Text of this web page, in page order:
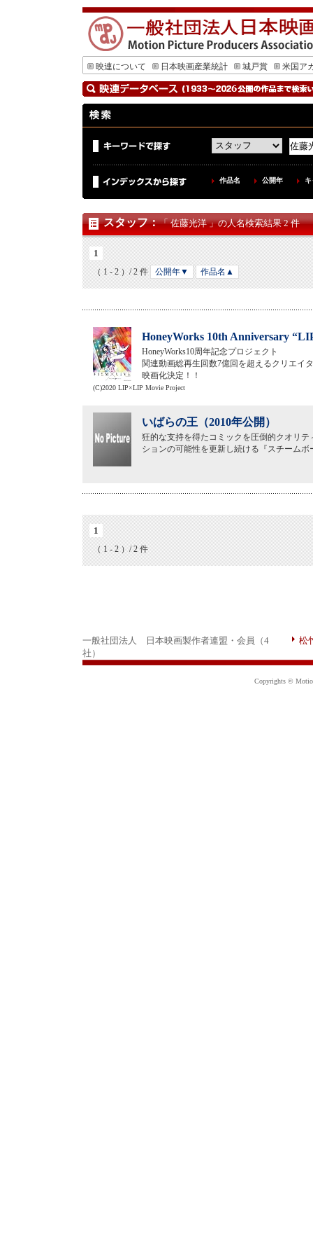
映連について 日本映画産業統計 城戸賞 米国ア
作品名 公開年
スタッフ：「 佐藤光洋 」の人名検索結果 2 件
1
（ 1 - 2 ）/ 2 件 公開年▼ 作品名▲
HoneyWorks 10th Anniversary
HoneyWorks10周年記念プロジェクト
関連動画総再生回数7億回を超えるクリエイ
映画化決定！！
(C)2020 LIP×LIP Movie Project
いばらの王（2010年公開）
狂的な支持を得たコミックを圧倒的クオリ
ションの可能性を更新し続ける『スチーム
1
（ 1 - 2 ）/ 2 件
一般社団法人 日本映画製作者連盟・会員（4
社）
松
Copyrights ©